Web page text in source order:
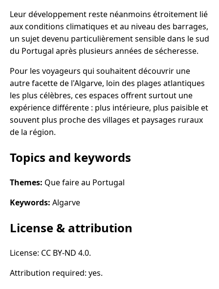
Leur développement reste néanmoins étroitement lié
aux conditions climatiques et au niveau des barrages,
un sujet devenu particulièrement sensible dans le sud
du Portugal après plusieurs années de sécheresse.
Pour les voyageurs qui souhaitent découvrir une
autre facette de l'Algarve, loin des plages atlantiques
les plus célèbres, ces espaces offrent surtout une
expérience différente : plus intérieure, plus paisible et
souvent plus proche des villages et paysages ruraux
de la région.
Topics and keywords
Themes: Que faire au Portugal
Keywords: Algarve
License & attribution
License: CC BY-ND 4.0.
Attribution required: yes.